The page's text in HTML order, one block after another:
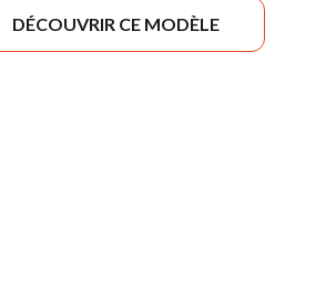
DÉCOUVRIR CE MODÈLE